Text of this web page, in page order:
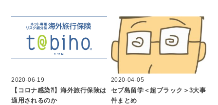
2020-06-19
【コロナ感染⁈】海外旅行保険は
適用されるのか
2020-04-05
セブ島留学＜超ブラック＞3大事
件まとめ